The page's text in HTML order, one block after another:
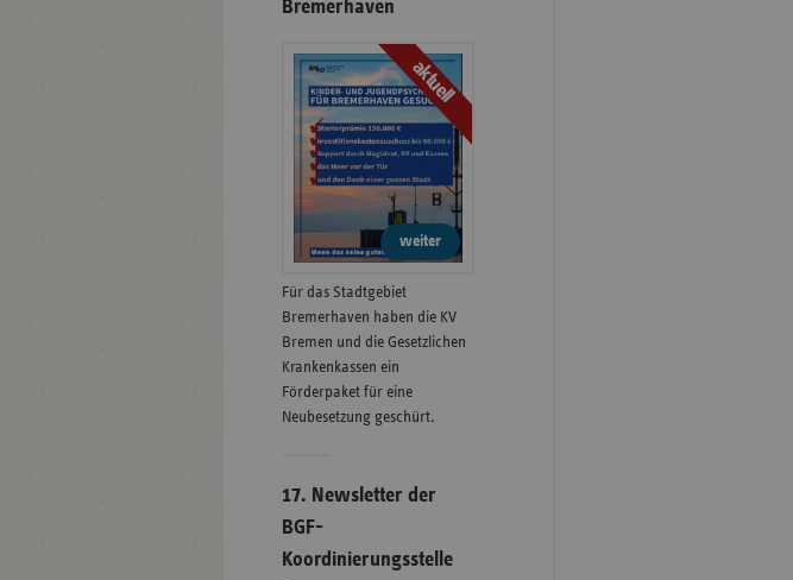
Bremerhaven
aktuell
weiter
Für das Stadtgebiet
Bremerhaven haben die KV
Bremen und die Gesetzlichen
Krankenkassen ein
Förderpaket für eine
Neubesetzung geschürt.
17. Newsletter der
BGF-
Koordinierungsstelle